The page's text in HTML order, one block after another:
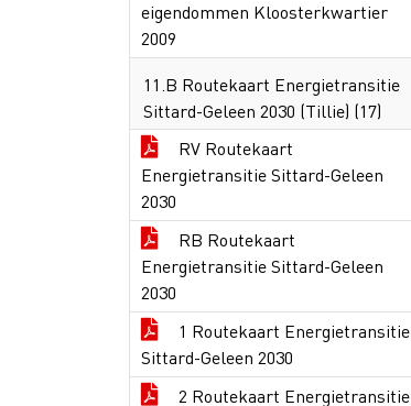
eigendommen Kloosterkwartier
2009
11.B Routekaart Energietransitie
Sittard-Geleen 2030 (Tillie) (17)
RV Routekaart
Energietransitie Sittard-Geleen
2030
RB Routekaart
Energietransitie Sittard-Geleen
2030
1 Routekaart Energietransitie
Sittard-Geleen 2030
2 Routekaart Energietransitie